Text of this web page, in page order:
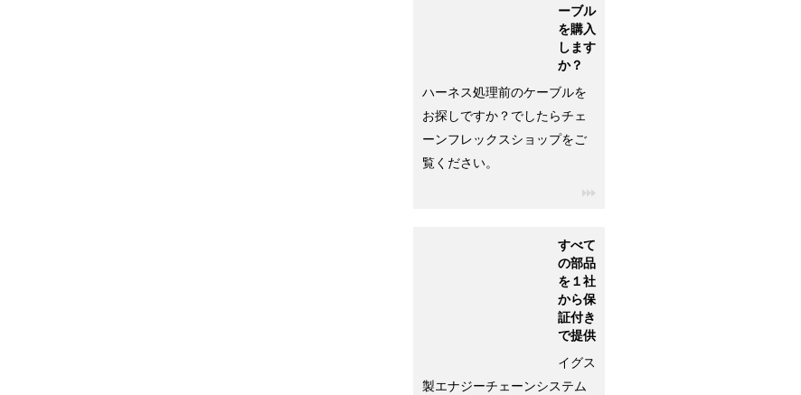
ーブル
を購入
します
か？
ハーネス処理前のケーブルを
お探しですか？でしたらチェ
ーンフレックスショップをご
覧ください。
すべて
の部品
を１社
から保
証付き
で提供
イグス
製エナジーチェーンシステム